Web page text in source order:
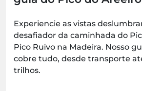
Experiencie as vistas
desafiador da caminhada do
Pico Ruivo na Madeira. Nosso
cobre tudo, desde transporte
trilhos.